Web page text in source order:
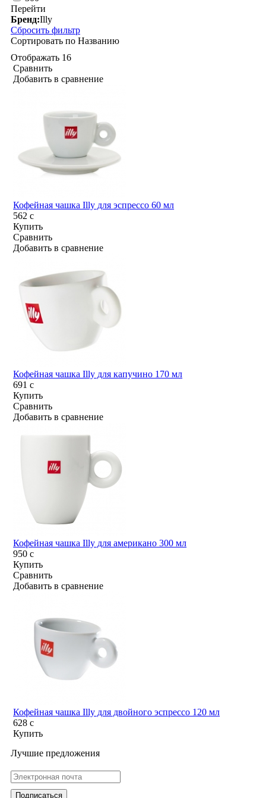
Перейти
Бренд:Illy
Сбросить фильтр
Сортировать по Названию
Отображать 16
Сравнить
Добавить в сравнение
Кофейная чашка Illy для эспрессо 60 мл
562c
Купить
Сравнить
Добавить в сравнение
Кофейная чашка Illy для капучино 170 мл
691c
Купить
Сравнить
Добавить в сравнение
Кофейная чашка Illy для американо 300 мл
950c
Купить
Сравнить
Добавить в сравнение
Кофейная чашка Illy для двойного эспрессо 120 мл
628c
Купить
Лучшие предложения